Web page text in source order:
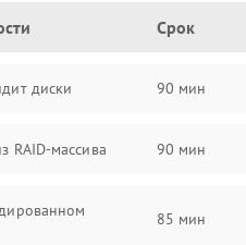
Срок
диски 90 мин
RAID-массива 90 мин
85 мин